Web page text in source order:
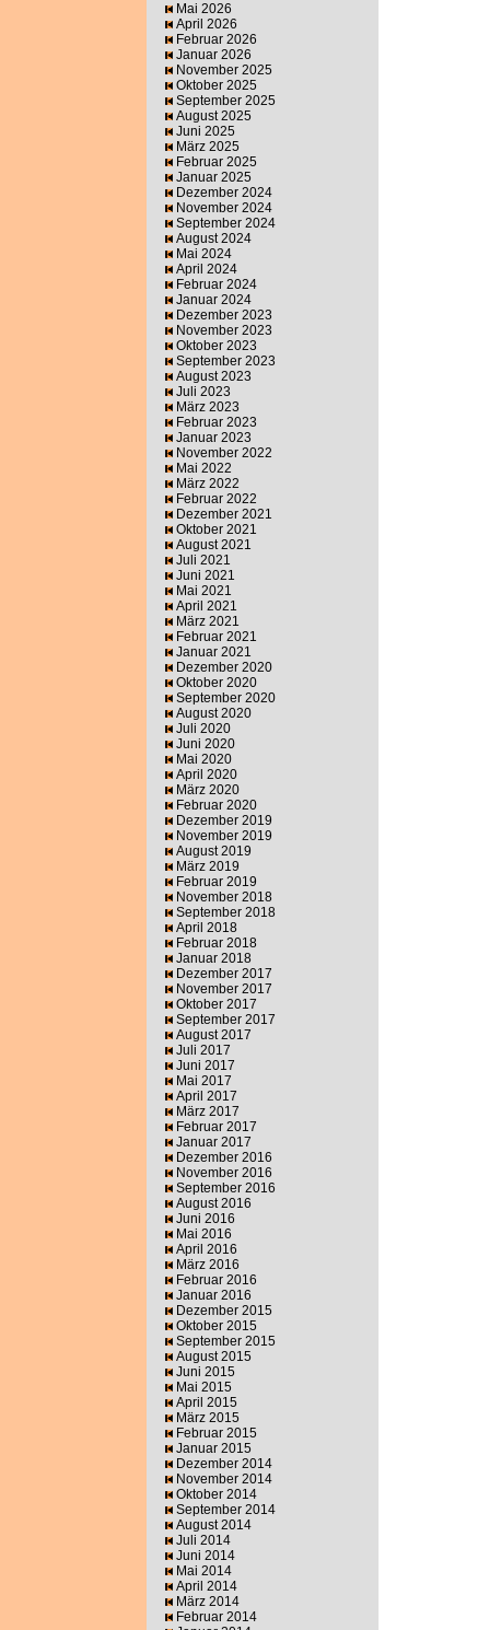
Mai 2026
April 2026
Februar 2026
Januar 2026
November 2025
Oktober 2025
September 2025
August 2025
Juni 2025
März 2025
Februar 2025
Januar 2025
Dezember 2024
November 2024
September 2024
August 2024
Mai 2024
April 2024
Februar 2024
Januar 2024
Dezember 2023
November 2023
Oktober 2023
September 2023
August 2023
Juli 2023
März 2023
Februar 2023
Januar 2023
November 2022
Mai 2022
März 2022
Februar 2022
Dezember 2021
Oktober 2021
August 2021
Juli 2021
Juni 2021
Mai 2021
April 2021
März 2021
Februar 2021
Januar 2021
Dezember 2020
Oktober 2020
September 2020
August 2020
Juli 2020
Juni 2020
Mai 2020
April 2020
März 2020
Februar 2020
Dezember 2019
November 2019
August 2019
März 2019
Februar 2019
November 2018
September 2018
April 2018
Februar 2018
Januar 2018
Dezember 2017
November 2017
Oktober 2017
September 2017
August 2017
Juli 2017
Juni 2017
Mai 2017
April 2017
März 2017
Februar 2017
Januar 2017
Dezember 2016
November 2016
September 2016
August 2016
Juni 2016
Mai 2016
April 2016
März 2016
Februar 2016
Januar 2016
Dezember 2015
Oktober 2015
September 2015
August 2015
Juni 2015
Mai 2015
April 2015
März 2015
Februar 2015
Januar 2015
Dezember 2014
November 2014
Oktober 2014
September 2014
August 2014
Juli 2014
Juni 2014
Mai 2014
April 2014
März 2014
Februar 2014